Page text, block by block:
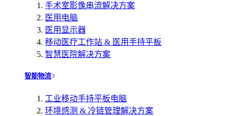
手术室影像串流解决方案
医用电脑
医用显示器
移动医疗工作站 & 医用手持平板
智慧医院解决方案
智能物流
工业移动手持平板电脑
环境感测 & 冷链管理解决方案